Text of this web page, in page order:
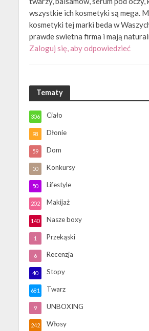
wszystkie ich kosmetyki są mega.
kosmetyki tej marki beda w
prawde swietna firma i mają
Zaloguj się, aby odpowiedzieć
Tematy
Ciało
306
Dłonie
98
Dom
59
Konkursy
10
Lifestyle
50
Makijaż
202
Nasze boxy
140
Przekąski
1
Recenzja
6
Stopy
40
Twarz
681
UNBOXING
9
Włosy
242